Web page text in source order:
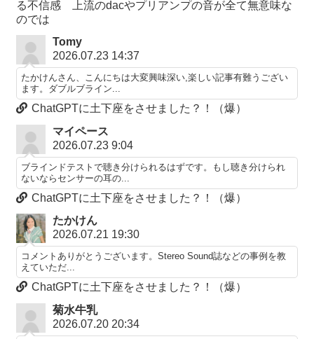
る不信感 上流のdacやプリアンプの音が全て無意味な
のでは
Tomy
2026.07.23 14:37
たかけんさん、こんにちは大変興味深い,楽しい記事有難うござい
ます。ダブルブライン...
ChatGPTに土下座をさせました？！（爆）
マイペース
2026.07.23 9:04
ブラインドテストで聴き分けられるはずです。もし聴き分けられ
ないならセンサーの耳の...
ChatGPTに土下座をさせました？！（爆）
たかけん
2026.07.21 19:30
コメントありがとうございます。Stereo Sound誌などの事例を教
えていただ...
ChatGPTに土下座をさせました？！（爆）
菊水牛乳
2026.07.20 20:34